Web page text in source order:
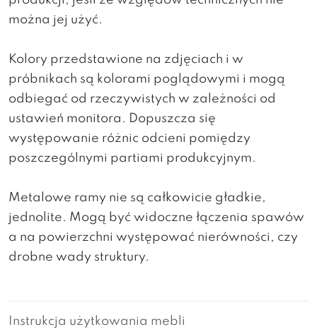
można jej użyć.
Kolory przedstawione na zdjęciach i w
próbnikach są kolorami poglądowymi i mogą
odbiegać od rzeczywistych w zależności od
ustawień monitora. Dopuszcza się
występowanie różnic odcieni pomiędzy
poszczególnymi partiami produkcyjnym.
Metalowe ramy nie są całkowicie gładkie,
jednolite. Mogą być widoczne łączenia spawów
a na powierzchni występować nierówności, czy
drobne wady struktury.
Instrukcja użytkowania mebli